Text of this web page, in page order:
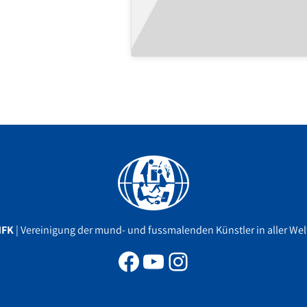
| Vereinigung der mund- und fussmalenden Künstler in aller
Facebook
YouTube
Instagram